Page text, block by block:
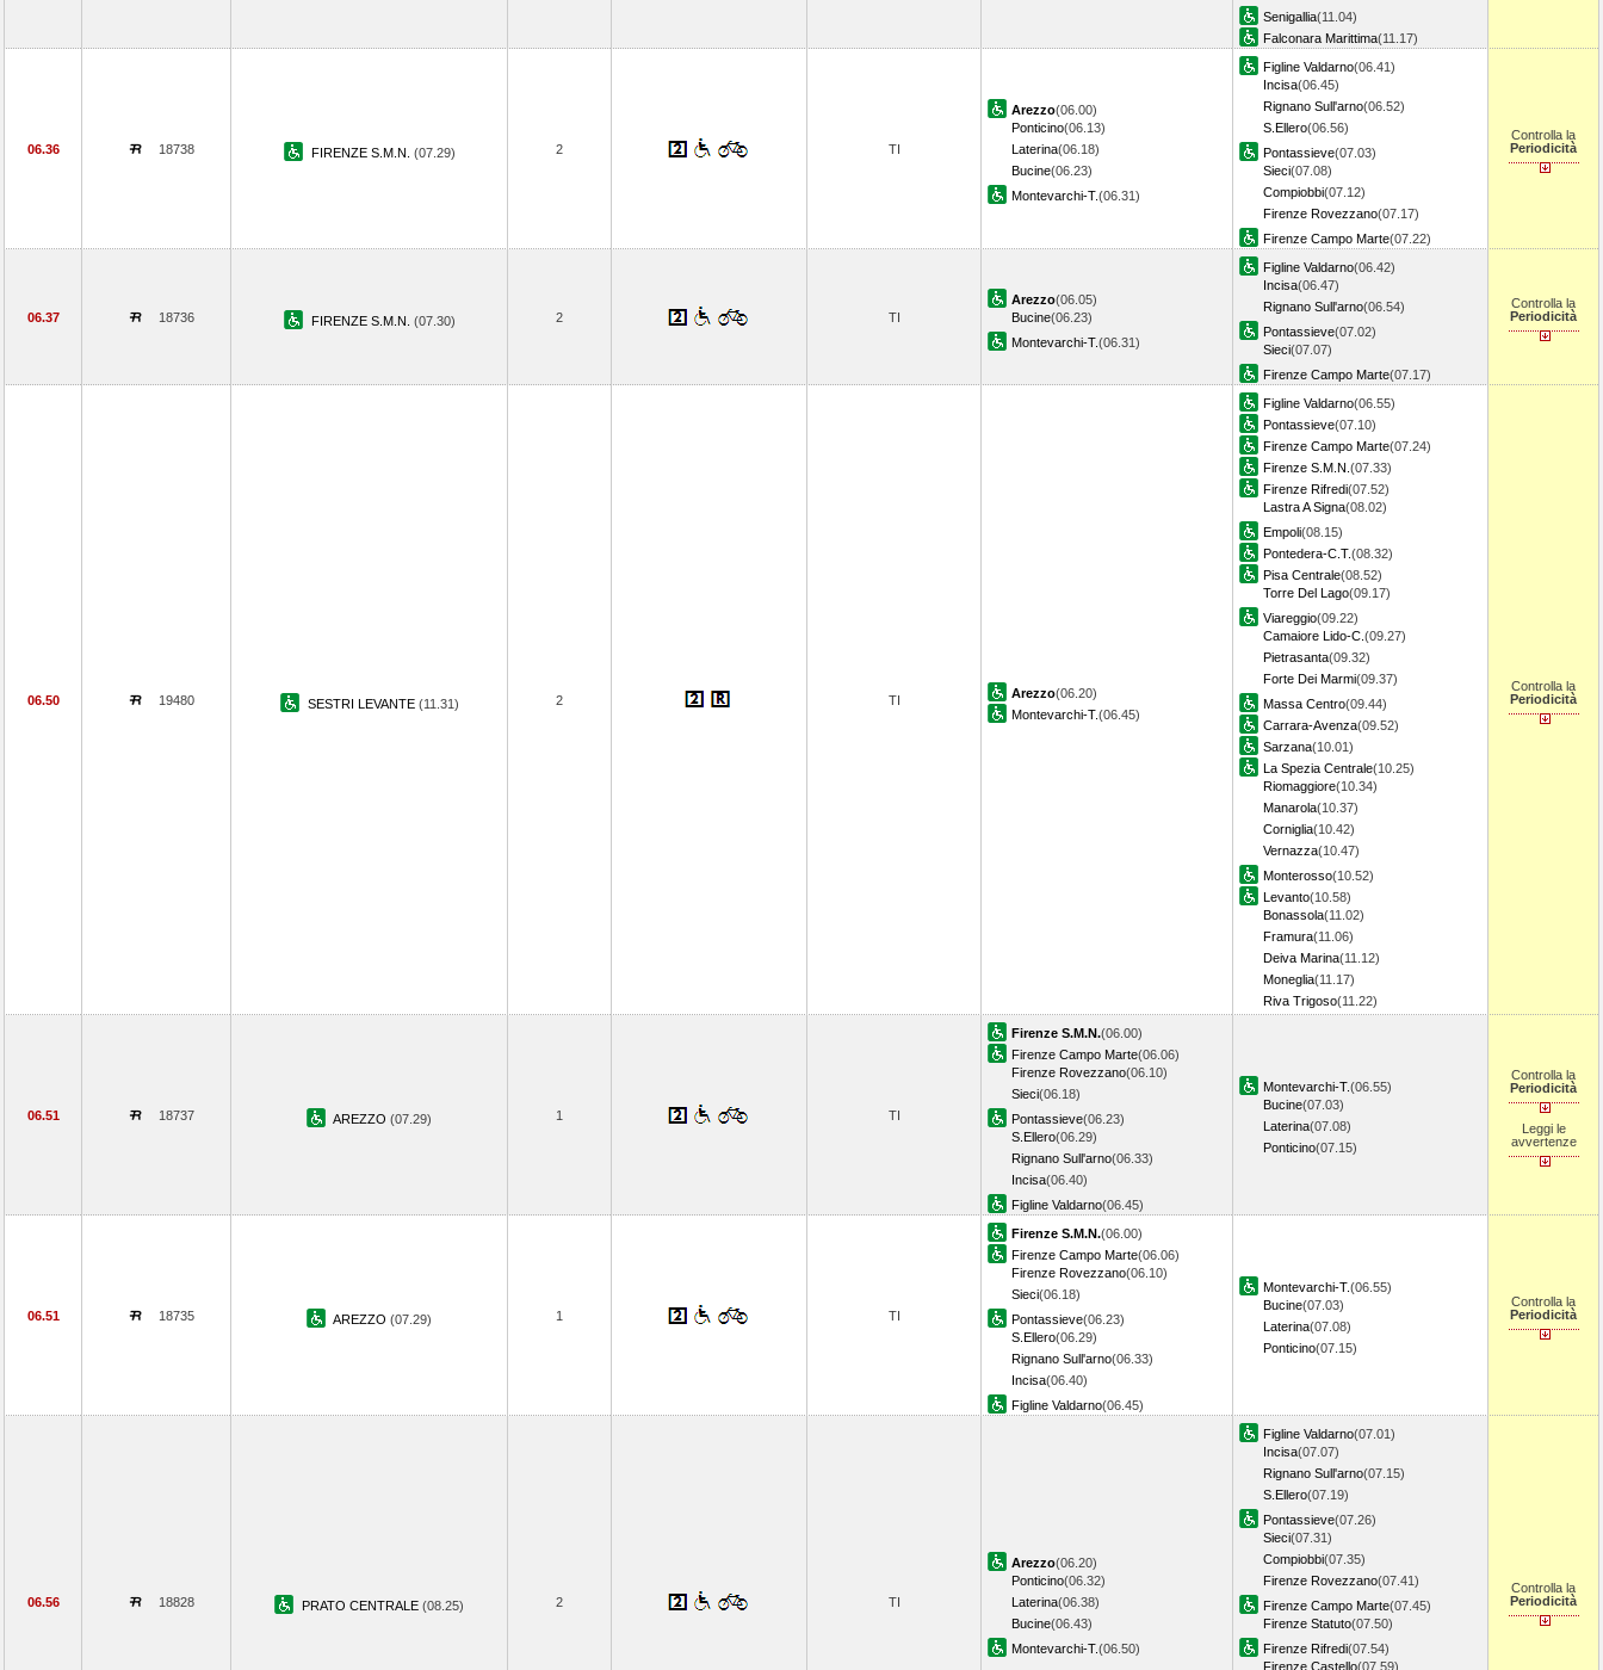
Senigallia(11.04)
Falconara Marittima(11.17)
06.36 18738 FIRENZE S.M.N. (07.29) 2 TI
Arezzo(06.00)
Ponticino(06.13)
Laterina(06.18)
Bucine(06.23)
Montevarchi-T.(06.31)
Figline Valdarno(06.41)
Incisa(06.45)
Rignano Sull'arno(06.52)
S.Ellero(06.56)
Pontassieve(07.03)
Sieci(07.08)
Compiobbi(07.12)
Firenze Rovezzano(07.17)
Firenze Campo Marte(07.22)
Controlla la
Periodicità
06.37 18736 FIRENZE S.M.N. (07.30) 2 TI
Arezzo(06.05)
Bucine(06.23)
Montevarchi-T.(06.31)
Figline Valdarno(06.42)
Incisa(06.47)
Rignano Sull'arno(06.54)
Pontassieve(07.02)
Sieci(07.07)
Firenze Campo Marte(07.17)
Controlla la
Periodicità
06.50 19480 SESTRI LEVANTE (11.31) 2 TI Arezzo(06.20)
Montevarchi-T.(06.45)
Figline Valdarno(06.55)
Pontassieve(07.10)
Firenze Campo Marte(07.24)
Firenze S.M.N. (07.33)
Firenze Rifredi(07.52)
Lastra A Signa(08.02)
Empoli(08.15)
Pontedera-C.T.(08.32)
Pisa Centrale(08.52)
Torre Del Lago(09.17)
Viareggio(09.22)
Camaiore Lido-C. (09.27)
Pietrasanta(09.32)
Forte Dei Marmi(09.37)
Massa Centro(09.44)
Carrara-Avenza(09.52)
Sarzana(10.01)
La Spezia Centrale(10.25)
Riomaggiore(10.34)
Manarola(10.37)
Corniglia(10.42)
Vernazza(10.47)
Monterosso(10.52)
Levanto(10.58)
Bonassola(11.02)
Framura(11.06)
Deiva Marina(11.12)
Moneglia(11.17)
Riva Trigoso(11.22)
Controlla la
Periodicità
06.51 18737 AREZZO (07.29) 1 TI
Firenze S.M.N.(06.00)
Firenze Campo Marte(06.06)
Firenze Rovezzano(06.10)
Sieci(06.18)
Pontassieve(06.23)
S.Ellero(06.29)
Rignano Sull'arno(06.33)
Incisa(06.40)
Figline Valdarno(06.45)
Montevarchi-T.(06.55)
Bucine(07.03)
Laterina(07.08)
Ponticino(07.15)
Controlla la
Periodicità
Leggi le
avvertenze
06.51 18735 AREZZO (07.29) 1 TI
Firenze S.M.N.(06.00)
Firenze Campo Marte(06.06)
Firenze Rovezzano(06.10)
Sieci(06.18)
Pontassieve(06.23)
S.Ellero(06.29)
Rignano Sull'arno(06.33)
Incisa(06.40)
Figline Valdarno(06.45)
Montevarchi-T.(06.55)
Bucine(07.03)
Laterina(07.08)
Ponticino(07.15)
Controlla la
Periodicità
06.56 18828 PRATO CENTRALE (08.25) 2 TI
Arezzo(06.20)
Ponticino(06.32)
Laterina(06.38)
Bucine(06.43)
Montevarchi-T.(06.50)
Figline Valdarno(07.01)
Incisa(07.07)
Rignano Sull'arno(07.15)
S.Ellero(07.19)
Pontassieve(07.26)
Sieci(07.31)
Compiobbi(07.35)
Firenze Rovezzano(07.41)
Firenze Campo Marte(07.45)
Firenze Statuto(07.50)
Firenze Rifredi(07.54)
Firenze Castello(07.59)
Controlla la
Periodicità